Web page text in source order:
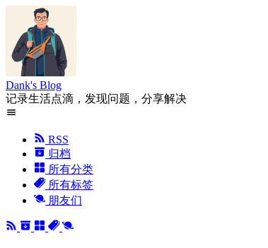
Dank's Blog
记录生活点滴，发现问题，分享解决
RSS
归档
所有分类
所有标签
朋友们